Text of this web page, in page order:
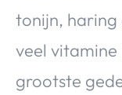
tonijn,
veel
grootste